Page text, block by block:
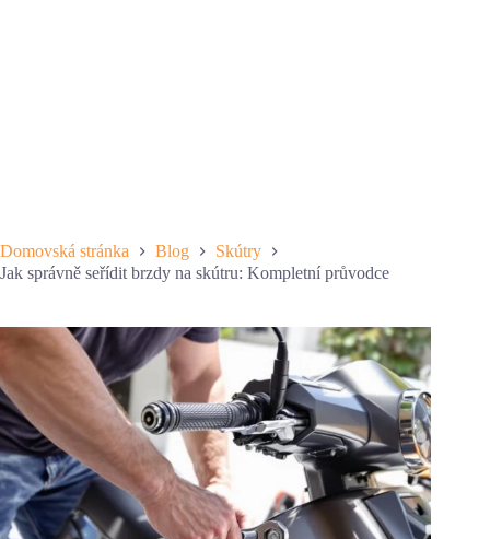
Domovská stránka Blog
Skútry
Jak správně seřídit brzdy na skútru: Kompletní průvodce